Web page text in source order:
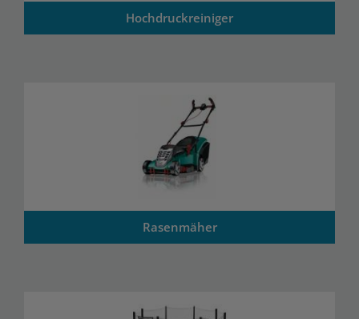
Hochdruckreiniger
Rasenmäher